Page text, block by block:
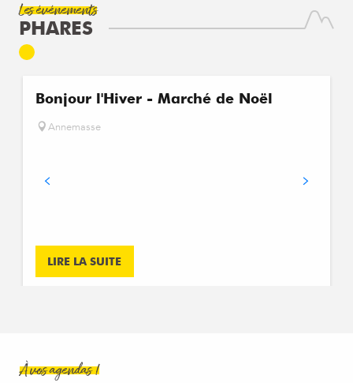
Les événements
PHARES
Bonjour l'Hiver - Marché de Noël
Annemasse
LIRE LA SUITE
À vos agendas !